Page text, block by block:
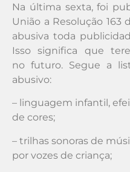
Na última sexta, foi
União a Resolução 163
abusiva toda
Isso significa que
no futuro. Segue a
abusivo:
– linguagem infantil,
de cores;
– trilhas sonoras de
por vozes de criança;